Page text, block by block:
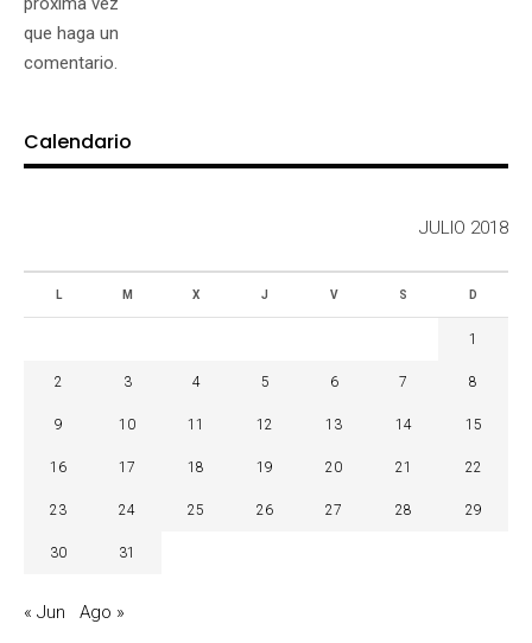
que haga un
comentario.
Calendario
JULIO 2018
L M X J V S D
1
2 3 4 5 6 7 8
9 10 11 12 13 14 15
16 17 18 19 20 21 22
23 24 25 26 27 28 29
30 31
« Jun Ago »